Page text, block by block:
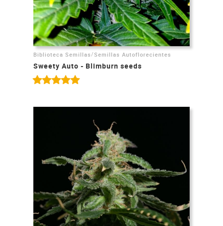
Biblioteca Semillas/Semillas Autoflorecientes
Sweety Auto - Blimburn seeds